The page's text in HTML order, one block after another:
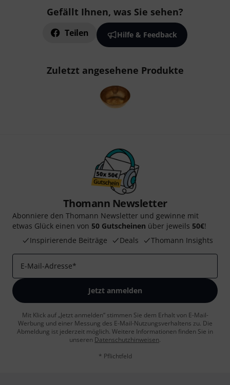
Gefällt Ihnen, was Sie sehen?
Teilen Hilfe & Feedback
Zuletzt angesehene Produkte
Thomann Newsletter
Abonniere den Thomann Newsletter und gewinne mit
etwas Glück einen von 50 Gutscheinen über jeweils 50€!
Inspirierende Beiträge
Deals Thomann Insights
E-Mail-Adresse*
Jetzt anmelden
Mit Klick auf „Jetzt anmelden“ stimmen Sie dem Erhalt von E-Mail-
Werbung und einer Messung des E-Mail-Nutzungsverhaltens zu. Die
Abmeldung ist jederzeit möglich. Weitere Informationen finden Sie in
unseren Datenschutzhinweisen.
* Pflichtfeld